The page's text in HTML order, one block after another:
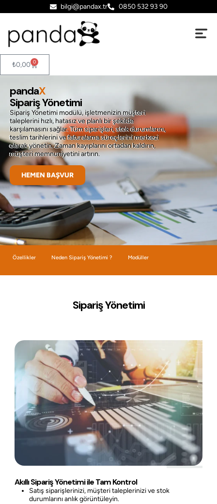
bilgi@pandax.tr 0850 532 93 90
₺0,00 0
Sipariş Yönetimi modülü, işletmenizin müşteri
taleplerini hızlı, hatasız ve planlı bir şekilde
karşılamasını sağlar. Tüm siparişleri, stok durumlarını,
teslim tarihlerini ve faturalama süreçlerini merkezi
olarak yönetin. Zaman kayıplarını ortadan kaldırın,
müşteri memnuniyetini artırın.
pandaX
Sipariş Yönetimi
HEMEN BAŞVUR
Özellikler Neden Sipariş Yönetimi ? Modüller
Sipariş Yönetimi
Akıllı Sipariş Yönetimi ile Tam Kontrol
Satış siparişlerinizi, müşteri taleplerinizi ve stok
durumlarını anlık görüntüleyin.